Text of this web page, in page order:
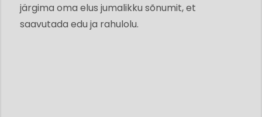
järgima oma elus jumalikku sõnumit, et
saavutada edu ja rahulolu.